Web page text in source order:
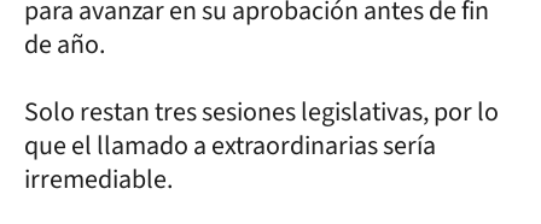
para avanzar en su aprobación antes de fin
de año.
Solo restan tres sesiones legislativas, por lo
que el llamado a extraordinarias sería
irremediable.